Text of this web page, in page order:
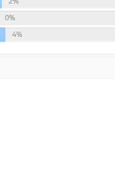
월호에 연재 시작
모닥불」 3권의 단행본으
전10권 완간)
출판사를 옮겨서 출간(도
장 기억에 남는 소설’ 1
가 권영민 교수 집필로 출간
백 쇄 출간 기념연 개최, 대
베스트셀러’에 선정(《
0%
4%